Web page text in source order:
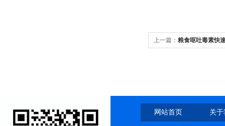
上一篇： 粮食呕吐毒素快
网站首页 关